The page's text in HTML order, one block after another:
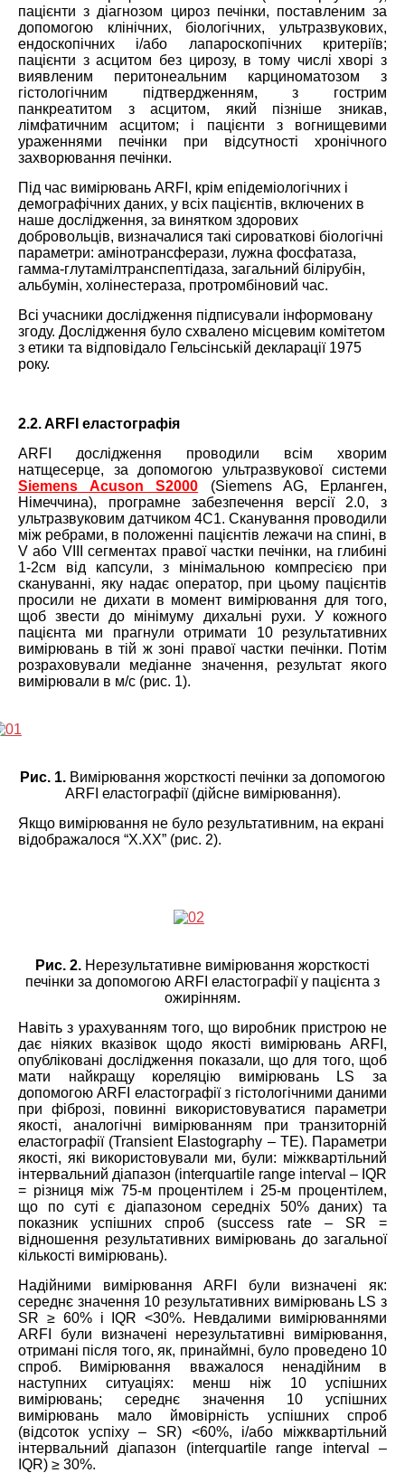
пацієнти з діагнозом цироз печінки, поставленим за
допомогою клінічних, біологічних, ультразвукових,
ендоскопічних і/або лапароскопічних критеріїв;
пацієнти з асцитом без цирозу, в тому числі хворі з
виявленим перитонеальним карциноматозом з
гістологічним підтвердженням, з гострим
панкреатитом з асцитом, який пізніше зникав,
лімфатичним асцитом; і пацієнти з вогнищевими
ураженнями печінки при відсутності хронічного
захворювання печінки.
Під час вимірювань ARFI, крім епідеміологічних і
демографічних даних, у всіх пацієнтів, включених в
наше дослідження, за винятком здорових
добровольців, визначалися такі сироваткові біологічні
параметри: амінотрансферази, лужна фосфатаза,
гамма-глутамілтранспептідаза, загальний білірубін,
альбумін, холінестераза, протромбіновий час.
Всі учасники дослідження підписували інформовану
згоду. Дослідження було схвалено місцевим комітетом
з етики та відповідало Гельсінській декларації 1975
року.
2.2. ARFI еластографія
ARFI дослідження проводили всім хворим
натщесерце, за допомогою ультразвукової системи
Siemens Acuson S2000 (Siemens AG, Ерланген,
Німеччина), програмне забезпечення версії 2.0, з
ультразвуковим датчиком 4C1. Сканування проводили
між ребрами, в положенні пацієнтів лежачи на спині, в
V або VIII сегментах правої частки печінки, на глибині
1-2см від капсули, з мінімальною компресією при
скануванні, яку надає оператор, при цьому пацієнтів
просили не дихати в момент вимірювання для того,
щоб звести до мінімуму дихальні рухи. У кожного
пацієнта ми прагнули отримати 10 результативних
вимірювань в тій ж зоні правої частки печінки. Потім
розраховували медіанне значення, результат якого
вимірювали в м/с (рис. 1).
Рис. 1. Вимірювання жорсткості печінки за допомогою
ARFI еластографії (дійсне вимірювання).
Якщо вимірювання не було результативним, на екрані
відображалося “X.XX” (рис. 2).
Рис. 2. Нерезультативне вимірювання жорсткості
печінки за допомогою ARFI еластографії у пацієнта з
ожирінням.
Навіть з урахуванням того, що виробник пристрою не
дає ніяких вказівок щодо якості вимірювань ARFI,
опубліковані дослідження показали, що для того, щоб
мати найкращу кореляцію вимірювань LS за
допомогою ARFI еластографії з гістологічними даними
при фіброзі, повинні використовуватися параметри
якості, аналогічні вимірюванням при транзиторній
еластографії (Transient Elastography – TE). Параметри
якості, які використовували ми, були: міжквартільний
інтервальний діапазон (interquartile range interval – IQR
= різниця між 75-м процентілем і 25-м процентілем,
що по суті є діапазоном середніх 50% даних) та
показник успішних спроб (success rate – SR =
відношення результативних вимірювань до загальної
кількості вимірювань).
Надійними вимірювання ARFI були визначені як:
середнє значення 10 результативних вимірювань LS з
SR ≥ 60% і IQR <30%. Невдалими вимірюваннями
ARFI були визначені нерезультативні вимірювання,
отримані після того, як, принаймні, було проведено 10
спроб. Вимірювання вважалося ненадійним в
наступних ситуаціях: менш ніж 10 успішних
вимірювань; середнє значення 10 успішних
вимірювань мало ймовірність успішних спроб
(відсоток успіху – SR) <60%, і/або міжквартільний
інтервальний діапазон (interquartile range interval –
IQR) ≥ 30%.